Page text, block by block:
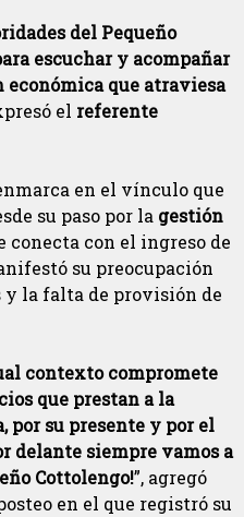
del Pequeño
escuchar y acompañar
que atraviesa
el referente
en el vínculo que
su paso por la gestión
conecta con el ingreso de
su preocupación
y la falta de provisión de
contexto compromete
que prestan a la
por su presente y por el
delante siempre vamos a
Cottolengo!”, agregó
en el que registró su